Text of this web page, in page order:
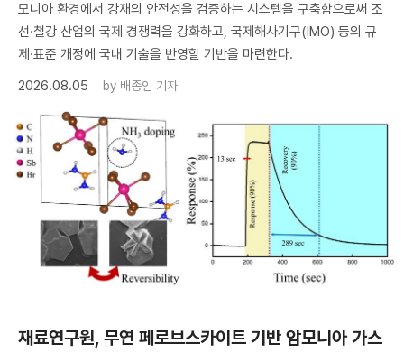
모니아 환경에서 강재의 안전성을 검증하는 시스템을 구축함으로써 조
선·철강 산업의 국제 경쟁력을 강화하고, 국제해사기구(IMO) 등의 규
제·표준 개정에 국내 기술을 반영할 기반을 마련한다.
2026.08.05
by 배종인 기자
재료연구원, 무연 페로브스카이트 기반 암모니아 가스